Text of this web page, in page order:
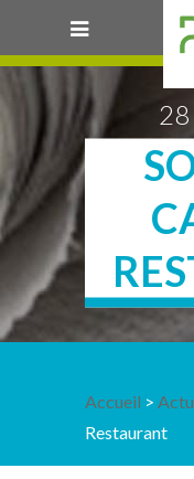
Accueil >
Restaurant